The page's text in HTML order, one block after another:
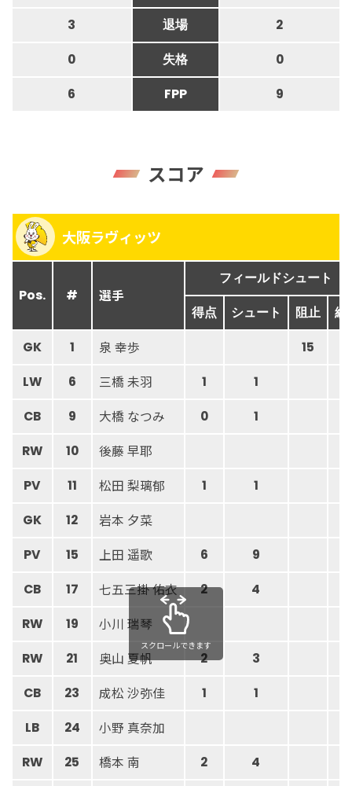
3 退場 2
0 失格 0
6 FPP 9
スコア
大阪ラヴィッツ
Pos. # 選手
フィールドシュート
得点 シュート 阻止 総
GK 1 泉 幸歩 15
LW 6 三橋 未羽 1 1
CB 9 大橋 なつみ 0 1
RW 10 後藤 早耶
PV 11 松田 梨璃郁 1 1
GK 12 岩本 夕菜
PV 15 上田 遥歌 6 9
CB 17 七五三掛 佑衣 2 4
RW 19 小川 瑞琴
RW 21 奥山 夏帆 2 3
CB 23 成松 沙弥佳 1 1
LB 24 小野 真奈加
RW 25 橋本 南 2 4
スクロールできます